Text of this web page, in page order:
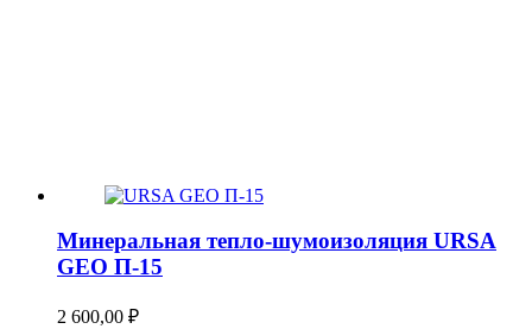
Минеральная тепло-шумоизоляция URSA
GEO П-15
2 600,00 ₽